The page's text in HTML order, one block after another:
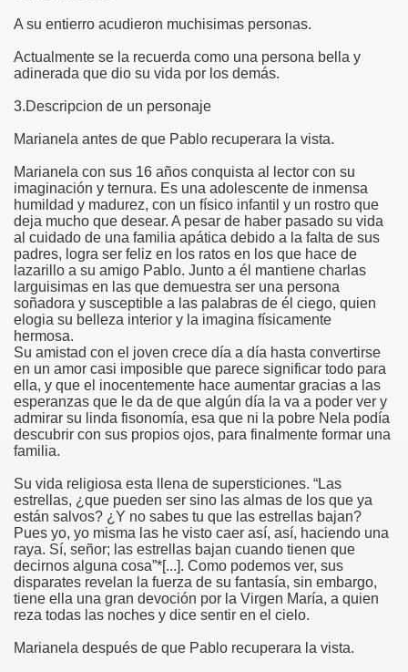
A su entierro acudieron muchisimas personas.
Actualmente se la recuerda como una persona bella y
adinerada que dio su vida por los demás.
3.Descripcion de un personaje
Marianela antes de que Pablo recuperara la vista.
Marianela con sus 16 años conquista al lector con su
imaginación y ternura. Es una adolescente de inmensa
humildad y madurez, con un físico infantil y un rostro que
deja mucho que desear. A pesar de haber pasado su vida
al cuidado de una familia apática debido a la falta de sus
padres, logra ser feliz en los ratos en los que hace de
lazarillo a su amigo Pablo. Junto a él mantiene charlas
larguisimas en las que demuestra ser una persona
soñadora y susceptible a las palabras de él ciego, quien
elogia su belleza interior y la imagina físicamente
hermosa.
Su amistad con el joven crece día a día hasta convertirse
en un amor casi imposible que parece significar todo para
ella, y que el inocentemente hace aumentar gracias a las
esperanzas que le da de que algún día la va a poder ver y
admirar su linda fisonomía, esa que ni la pobre Nela podía
descubrir con sus propios ojos, para finalmente formar una
familia.
Su vida religiosa esta llena de supersticiones. “Las
estrellas, ¿que pueden ser sino las almas de los que ya
están salvos? ¿Y no sabes tu que las estrellas bajan?
Pues yo, yo misma las he visto caer así, así, haciendo una
raya. Sí, señor; las estrellas bajan cuando tienen que
decirnos alguna cosa”*[...]. Como podemos ver, sus
disparates revelan la fuerza de su fantasía, sin embargo,
tiene ella una gran devoción por la Virgen María, a quien
reza todas las noches y dice sentir en el cielo.
Marianela después de que Pablo recuperara la vista.